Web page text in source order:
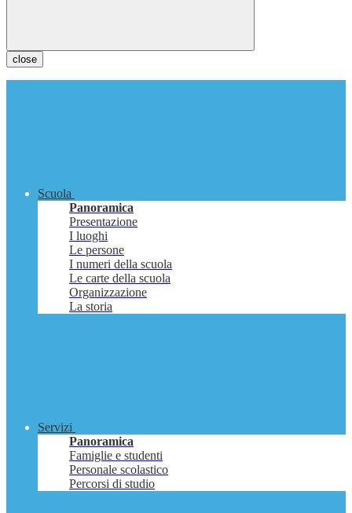
close
Scuola
Panoramica
Presentazione
I luoghi
Le persone
I numeri della scuola
Le carte della scuola
Organizzazione
La storia
Servizi
Panoramica
Famiglie e studenti
Personale scolastico
Percorsi di studio